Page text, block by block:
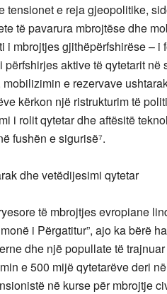
tensionet e reja gjeopolitike,
të pavarura mbrojtëse dhe
i mbrojtjes gjithëpërfshirëse – i
aktive të qytetarit në
e rezervave
kërkon një ristrukturim të
i rolit qytetar dhe aftësitë
fushën e sigurisë⁷.
dhe vetëdijesimi qytetar
të mbrojtjes evropiane
i Përgatitur”, ajo ka bërë
dhe një popullate të
e 500 mijë qytetarëve deri
në kurse për mbrojtje